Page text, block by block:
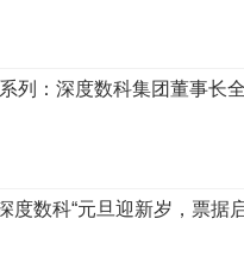
列：深度数科集团董事长
度数科“元旦迎新岁，票据